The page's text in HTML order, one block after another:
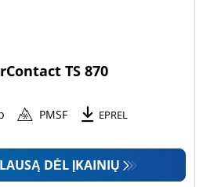
TS 870
PMSF EPREL
DĖL ĮKAINIŲ